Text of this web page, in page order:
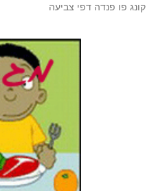
קונג פו פנדה דפי צביעה